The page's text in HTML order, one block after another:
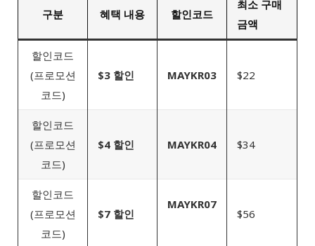
구분 혜택 내용 할인코드
최소 구매
금액
할인코드
(프로모션
코드)
$3 할인 MAYKR03 $22
할인코드
(프로모션
코드)
$4 할인 MAYKR04 $34
할인코드
(프로모션
코드)
$7 할인
MAYKR07
$56